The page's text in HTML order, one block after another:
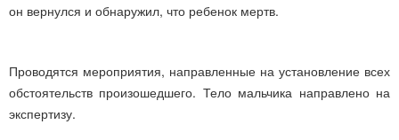
он вернулся и обнаружил, что ребенок мертв.
Проводятся мероприятия, направленные на установление всех
обстоятельств произошедшего. Тело мальчика направлено на
экспертизу.